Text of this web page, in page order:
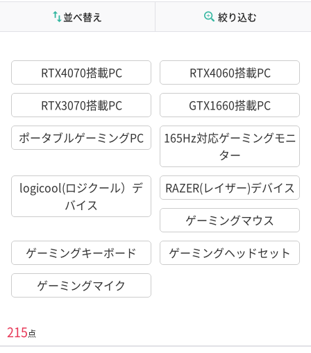
絞り込む
並べ替え
RTX4070搭載PC
RTX4060搭載PC
RTX3070搭載PC
GTX1660搭載PC
ポータブルゲーミングPC
165Hz対応ゲーミングモニ
ター
logicool(ロジクール）デ
バイス
RAZER(レイザー)デバイス
ゲーミングマウス
ゲーミングキーボード
ゲーミングヘッドセット
ゲーミングマイク
215点